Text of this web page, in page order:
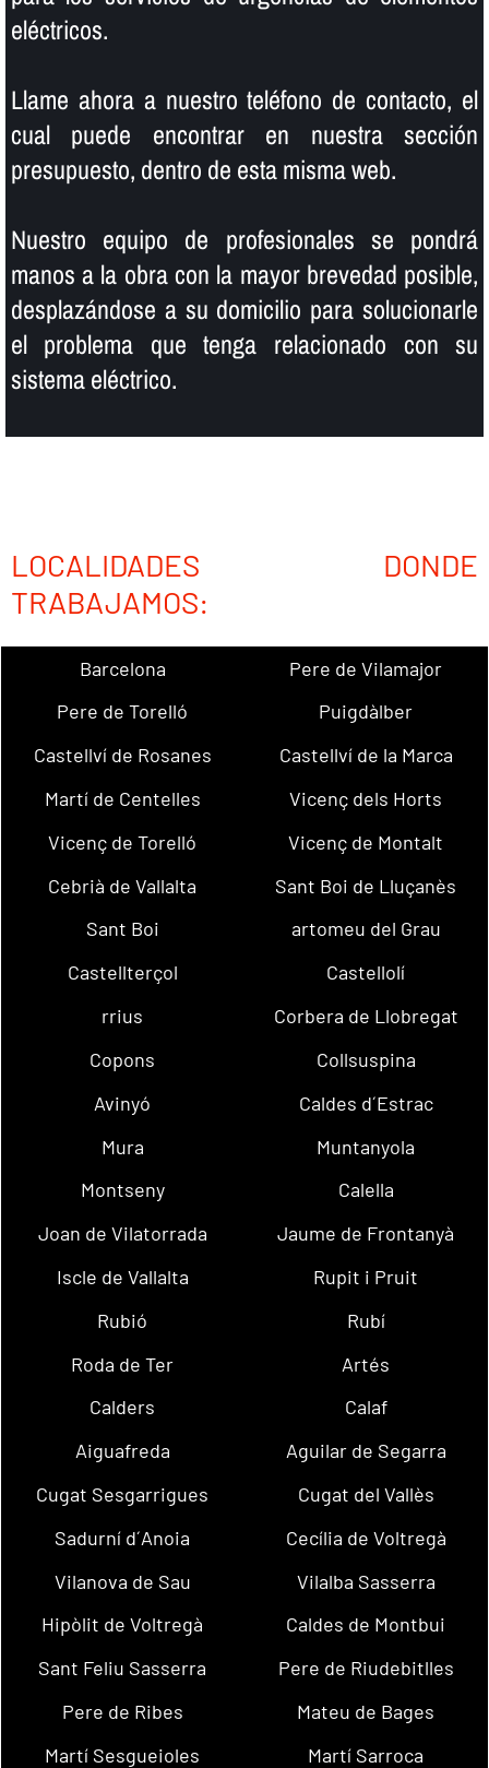
eléctricos.
Llame ahora a nuestro teléfono de contacto, el
cual puede encontrar en nuestra sección
presupuesto, dentro de esta misma web.
Nuestro equipo de profesionales se pondrá
manos a la obra con la mayor brevedad posible,
desplazándose a su domicilio para solucionarle
el problema que tenga relacionado con su
sistema eléctrico.
LOCALIDADES DONDE
TRABAJAMOS:
Barcelona
Pere de Vilamajor
Pere de Torelló
Puigdàlber
Castellví de Rosanes
Castellví de la Marca
Martí de Centelles
Vicenç dels Horts
Vicenç de Torelló
Vicenç de Montalt
Cebrià de Vallalta
Sant Boi de Lluçanès
Sant Boi
artomeu del Grau
Castellterçol
Castellolí
rrius
Corbera de Llobregat
Copons
Collsuspina
Avinyó
Caldes d´Estrac
Mura
Muntanyola
Montseny
Calella
Joan de Vilatorrada
Jaume de Frontanyà
Iscle de Vallalta
Rupit i Pruit
Rubió
Rubí
Roda de Ter
Artés
Calders
Calaf
Aiguafreda
Aguilar de Segarra
Cugat Sesgarrigues
Cugat del Vallès
Sadurní d´Anoia
Cecília de Voltregà
Vilanova de Sau
Vilalba Sasserra
Hipòlit de Voltregà
Caldes de Montbui
Sant Feliu Sasserra
Pere de Riudebitlles
Pere de Ribes
Mateu de Bages
Martí Sesgueioles
Martí Sarroca